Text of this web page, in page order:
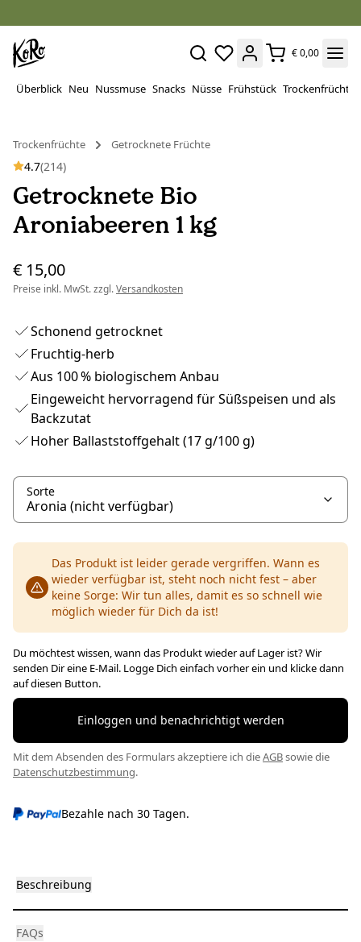
€ 0,00
Überblick Neu Nussmuse Snacks Nüsse Frühstück Trockenfrüchte
Trockenfrüchte
Getrocknete Früchte
4.7(214)
Getrocknete Bio
Aroniabeeren 1 kg
€ 15,00
Preise inkl. MwSt. zzgl.Versandkosten
Schonend getrocknet
Fruchtig-herb
Aus 100 % biologischem Anbau
Eingeweicht hervorragend für Süßspeisen und als
Backzutat
Hoher Ballaststoffgehalt (17 g/100 g)
Sorte
Das Produkt ist leider gerade vergriffen. Wann es
wieder verfügbar ist, steht noch nicht fest – aber
keine Sorge: Wir tun alles, damit es so schnell wie
möglich wieder für Dich da ist!
Du möchtest wissen, wann das Produkt wieder auf Lager ist? Wir
senden Dir eine E-Mail. Logge Dich einfach vorher ein und klicke dann
auf diesen Button.
Einloggen und benachrichtigt werden
Mit dem Absenden des Formulars akzeptiere ich dieAGBsowie die
Datenschutzbestimmung.
Bezahle nach 30 Tagen.
Beschreibung
FAQs